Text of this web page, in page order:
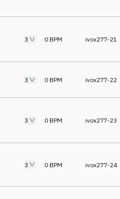
3 0 BPM ivox277-21
3 0 BPM ivox277-22
3 0 BPM ivox277-23
3 0 BPM ivox277-24